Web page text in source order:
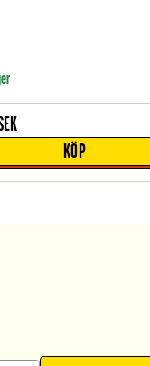
KÖP